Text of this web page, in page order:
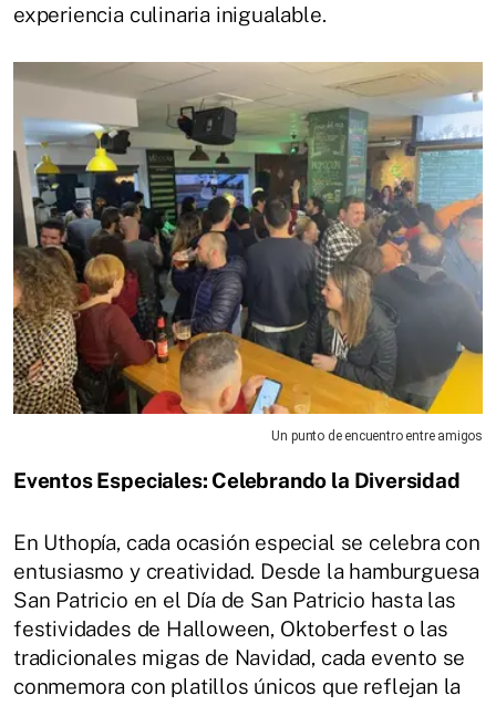
experiencia culinaria inigualable.
Un punto de encuentro entre amigos
Eventos Especiales: Celebrando la Diversidad
En Uthopía, cada ocasión especial se celebra con
entusiasmo y creatividad. Desde la hamburguesa
San Patricio en el Día de San Patricio hasta las
festividades de Halloween, Oktoberfest o las
tradicionales migas de Navidad, cada evento se
conmemora con platillos únicos que reflejan la